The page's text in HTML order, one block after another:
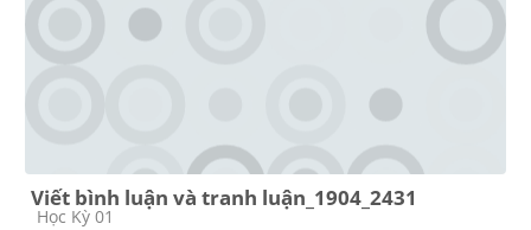
Viết bình luận và tranh luận_1904_2431
Course category
Học Kỳ 01